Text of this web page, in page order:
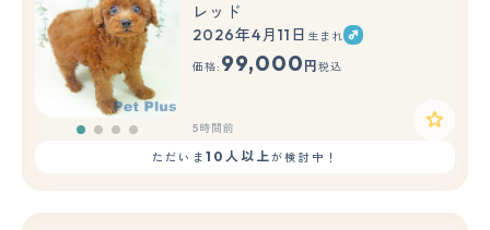
レッド
2026年4月11日 生まれ
価格: 99,000 円 税込
5時間前
ただいま 10人以上が検討中！